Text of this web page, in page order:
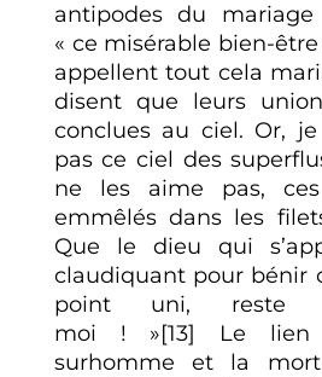
antipodes du mariage
« ce misérable bien-
appellent tout cela
disent que leurs
conclues au ciel. Or, je
pas ce ciel des
ne les aime pas,
emmêlés dans les
Que le dieu qui
claudiquant pour bénir
point uni, reste
moi ! »[13] Le lien
surhomme et la